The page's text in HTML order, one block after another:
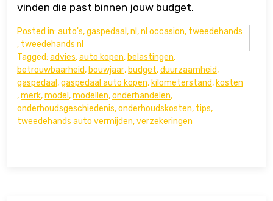
vinden die past binnen jouw budget.
Posted in: auto's,gaspedaal ,nl ,nl occasion, tweedehands
, tweedehands nl
Tagged: advies,auto kopen, belastingen,
betrouwbaarheid, bouwjaar, budget,duurzaamheid,
gaspedaal ,gaspedaal auto kopen, kilometerstand, kosten
,merk,model ,modellen,onderhandelen,
onderhoudsgeschiedenis,onderhoudskosten, tips,
tweedehands auto vermijden,verzekeringen